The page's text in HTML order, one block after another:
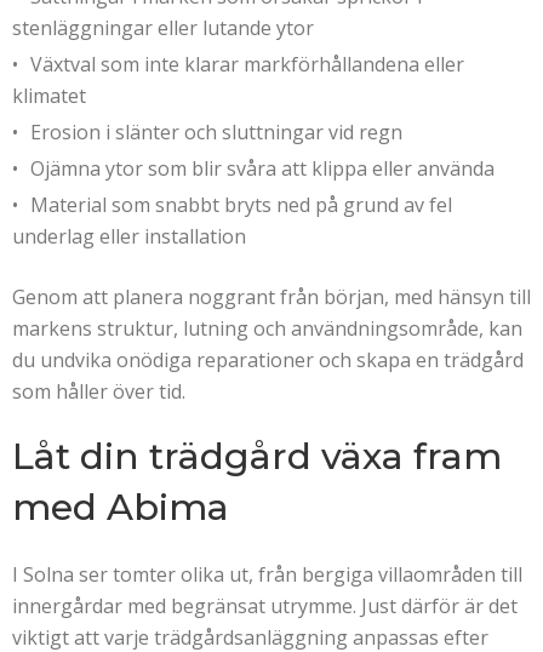
stenläggningar eller lutande ytor
Växtval som inte klarar markförhållandena eller
klimatet
Erosion i slänter och sluttningar vid regn
Ojämna ytor som blir svåra att klippa eller använda
Material som snabbt bryts ned på grund av fel
underlag eller installation
Genom att planera noggrant från början, med hänsyn till
markens struktur, lutning och användningsområde, kan
du undvika onödiga reparationer och skapa en trädgård
som håller över tid.
Låt din trädgård växa fram
med Abima
I Solna ser tomter olika ut, från bergiga villaområden till
innergårdar med begränsat utrymme. Just därför är det
viktigt att varje trädgårdsanläggning anpassas efter